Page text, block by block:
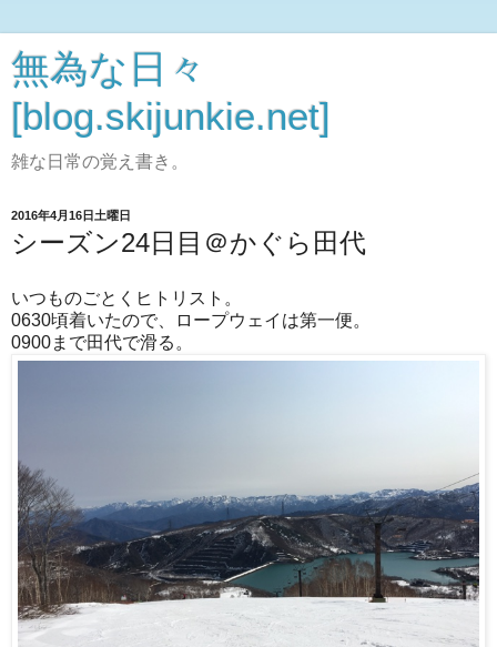
無為な日々
[blog.skijunkie.net]
雑な日常の覚え書き。
2016年4月16日土曜日
シーズン24日目＠かぐら田代
いつものごとくヒトリスト。
0630頃着いたので、ロープウェイは第一便。
0900まで田代で滑る。